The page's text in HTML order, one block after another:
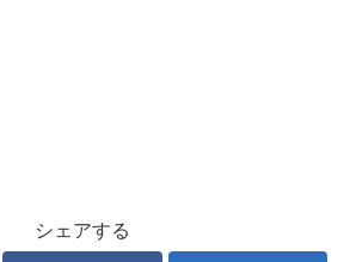
シェアする